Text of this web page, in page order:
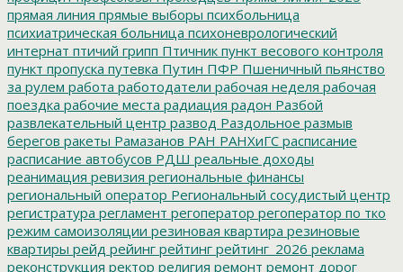
прямая линия прямые выборы психбольница
психиатрическая больница психоневрологический
интернат птичий грипп Птичник пункт весового контроля
пункт пропуска путевка Путин ПФР Пшеничный пьянство
за рулем работа работодатели рабочая неделя рабочая
поездка рабочие места радиация радон Разбой
развлекательный центр развод Раздольное размыв
берегов ракеты Рамазанов РАН РАНХиГС расписание
расписание автобусов РДШ реальные доходы
реанимация ревизия региональные финансы
региональный оператор Региональный сосудистый центр
регистратура регламент регоператор регоператор по тко
режим самоизоляции резиновая квартира резиновые
квартиры рейд рейинг рейтинг рейтинг_2026 реклама
реконструкция ректор религия ремонт ремонт дорог